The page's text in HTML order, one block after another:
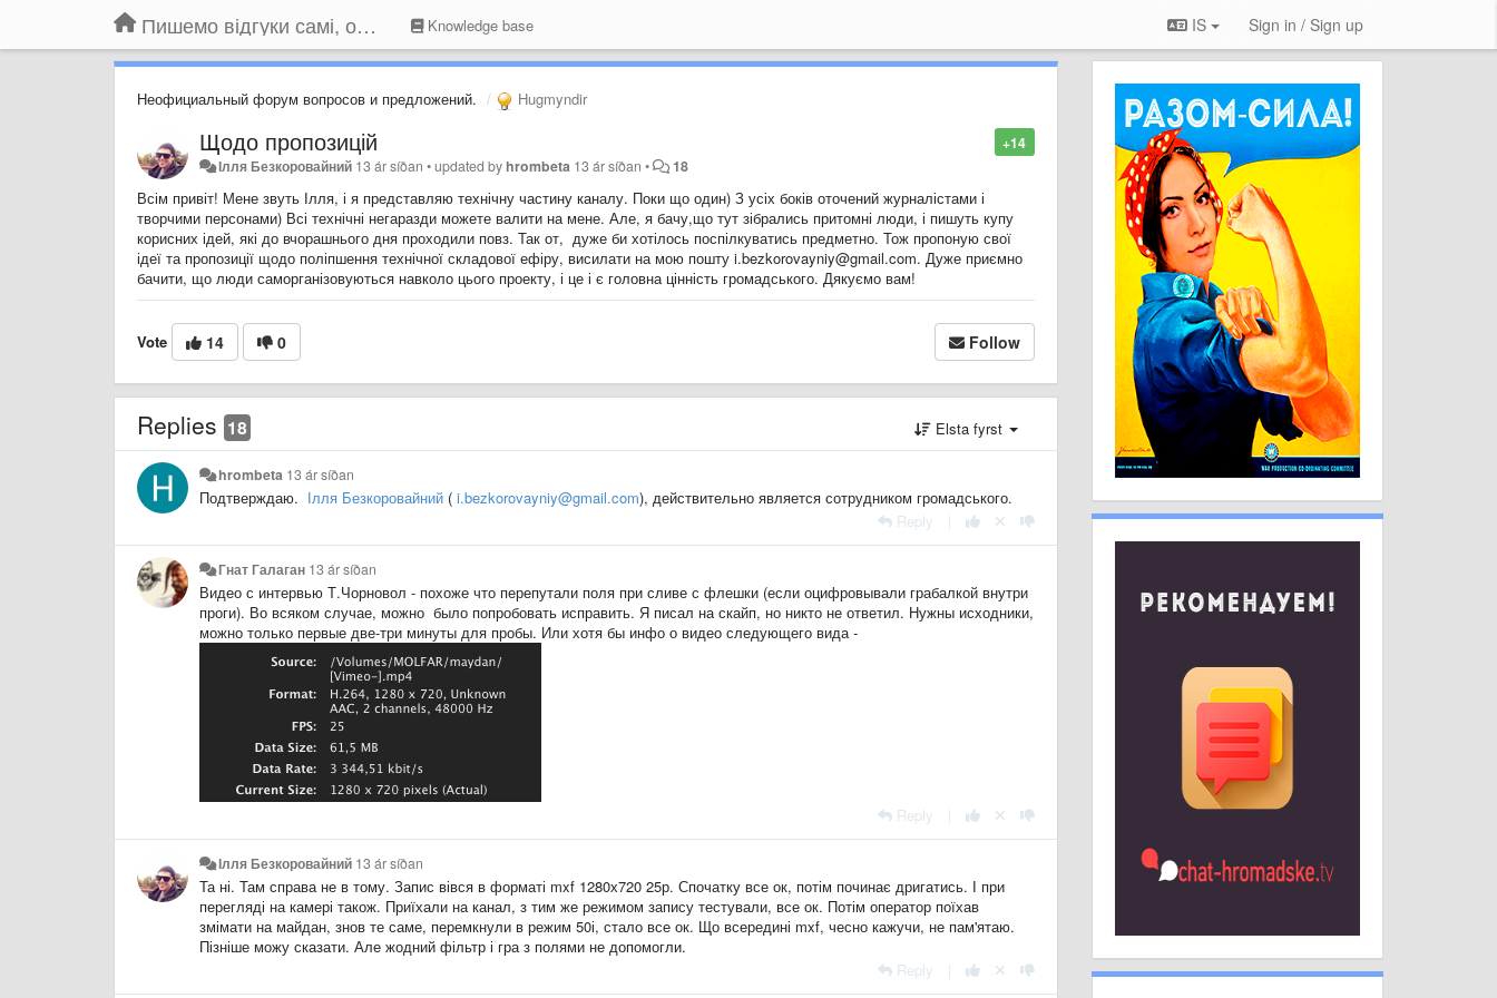
Пишемо відгуки самі, обговорюємо інші ідеї та пропозиції до Громадського Телебачення Knowledge base IS Sign in / Sign up
Неофициальный форум вопросов и предложений. Hugmyndir
+14
Щодо пропозицій
Ілля Безкоровайний 13 ár síðan •updated byhrombeta 13 ár síðan • 18
Всім привіт! Мене звуть Ілля, і я представляю технічну частину каналу. Поки що один) З усіх боків оточений журналістами і
творчими персонами) Всі технічні негаразди можете валити на мене. Але, я бачу,що тут зібрались притомні люди, і пишуть купу
корисних ідей, які до вчорашнього дня проходили повз. Так от, дуже би хотілось поспілкуватись предметно. Тож пропоную свої
ідеї та пропозиції щодо поліпшення технічної складової ефіру, висилати на мою пошту i.bezkorovayniy@gmail.com. Дуже приємно
бачити, що люди саморганізовуються навколо цього проекту, і це і є головна цінність громадського. Дякуємо вам!
Vote 14 0 Follow
Replies 18 Elsta fyrst
hrombeta 13 ár síðan
Подтверждаю. Ілля Безкоровайний ( i.bezkorovayniy@gmail.com), действительно является сотрудником громадського.
Reply
Гнат Галаган 13 ár síðan
Видео с интервью Т.Чорновол - похоже что перепутали поля при сливе с флешки (если оцифровывали грабалкой внутри
проги). Во всяком случае, можно было попробовать исправить. Я писал на скайп, но никто не ответил. Нужны исходники,
можно только первые две-три минуты для пробы. Или хотя бы инфо о видео следующего вида -
Reply
Ілля Безкоровайний 13 ár síðan
Та ні. Там справа не в тому. Запис вівся в форматі mxf 1280х720 25р. Спочатку все ок, потім починає дригатись. І при
перегляді на камері також. Приїхали на канал, з тим же режимом запису тестували, все ок. Потім оператор поїхав
змімати на майдан, знов те саме, перемкнули в режим 50і, стало все ок. Що всередині mxf, чесно кажучи, не пам'ятаю.
Пізніше можу сказати. Але жодний фільтр і гра з полями не допомогли.
Reply